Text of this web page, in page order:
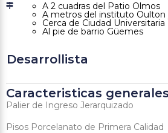
A 2 cuadras del Patio Olmos
A metros del instituto Oulton
Cerca de Ciudad Universitaria
Al pie de barrio Güemes
Desarrollista
Caracteristicas generales
Palier de Ingreso Jerarquizado
Pisos Porcelanato de Primera Calidad